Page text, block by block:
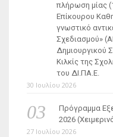
πλήρωση μίας
Επίκουρου
γνωστικό
Σχεδιασμού»
Δημιουργικού
Κιλκίς της
του ΔΙ.ΠΑ.Ε.
30 Ιουλίου 2026
Πρόγραμμα
2026
27 Ιουλίου 2026